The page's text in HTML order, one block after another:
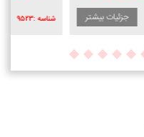
شناسه :9523 جزئیات بیشتر